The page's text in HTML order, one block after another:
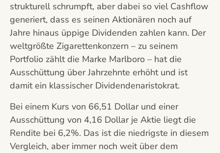
strukturell schrumpft, aber dabei so viel Cashflow
generiert, dass es seinen Aktionären noch auf
Jahre hinaus üppige Dividenden zahlen kann. Der
weltgrößte Zigarettenkonzern – zu seinem
Portfolio zählt die Marke Marlboro – hat die
Ausschüttung über Jahrzehnte erhöht und ist
damit ein klassischer Dividendenaristokrat.
Bei einem Kurs von 66,51 Dollar und einer
Ausschüttung von 4,16 Dollar je Aktie liegt die
Rendite bei 6,2%. Das ist die niedrigste in diesem
Vergleich, aber immer noch weit über dem